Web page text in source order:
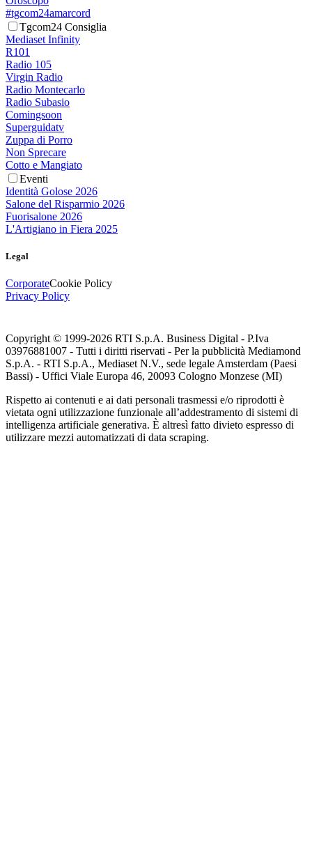
#tgcom24amarcord
Tgcom24 Consiglia
Mediaset Infinity
R101
Radio 105
Virgin Radio
Radio Montecarlo
Radio Subasio
Comingsoon
Superguidatv
Zuppa di Porro
Non Sprecare
Cotto e Mangiato
Eventi
Identità Golose 2026
Salone del Risparmio 2026
Fuorisalone 2026
L'Artigiano in Fiera 2025
Legal
CorporateCookie Policy
Privacy Policy
Copyright © 1999-2026 RTI S.p.A. Business Digital - P.Iva
03976881007 - Tutti i diritti riservati - Per la pubblicità Mediamond
S.p.A. - RTI S.p.A., Mediaset N.V., sede legale Amsterdam (Paesi
Bassi) - Uffici Viale Europa 46, 20093 Cologno Monzese (MI)
Rispetto ai contenuti e ai dati personali trasmessi e/o riprodotti è
vietata ogni utilizzazione funzionale all’addestramento di sistemi di
intelligenza artificiale generativa. È altresì fatto divieto espresso di
utilizzare mezzi automatizzati di data scraping.